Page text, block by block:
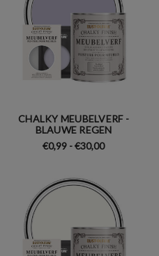
CHALKY MEUBELVERF -
BLAUWE REGEN
€0,99 - €30,00